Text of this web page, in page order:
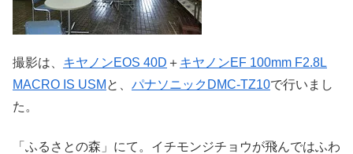
撮影は、 キヤノンEOS 40D ＋ キヤノンEF 100mm F2.8L
MACRO IS USM と、 パナソニックDMC-TZ10で行いまし
た。
「ふるさとの森」にて。イチモンジチョウが飛んではふわ